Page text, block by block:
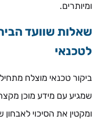
ומיותרים.
שאלות שוועד
לטכנאי
ביקור טכנאי מוצלח
שמגיע עם מידע מוכן
ומקטין את הסיכוי